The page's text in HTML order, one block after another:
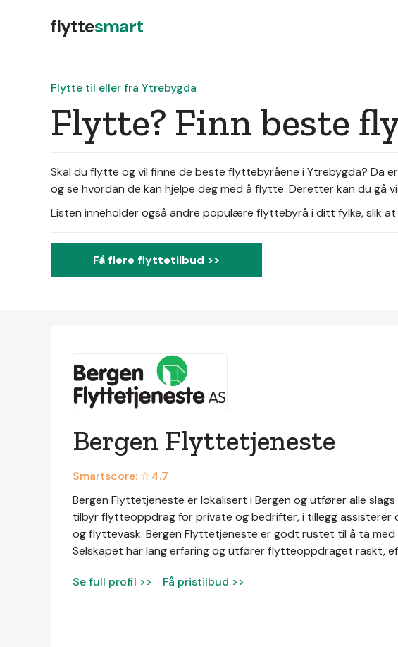
flyttesmart
Flytte til eller fra Ytrebygda
Flytte? Finn beste
Skal du flytte og vil finne de beste flyttebyråene i Ytrebygda? Da
og se hvordan de kan hjelpe deg med å flytte. Deretter kan du
Listen inneholder også andre populære flyttebyrå i ditt fylke, slik at
Få flere flyttetilbud >>
Bergen Flyttetjeneste
Smartscore: ☆4.7
Bergen Flyttetjeneste er lokalisert i Bergen og utfører alle
tilbyr flytteoppdrag for private og bedrifter, i tillegg assisterer
og flyttevask. Bergen Flyttetjeneste er godt rustet til å ta med
Selskapet har lang erfaring og utfører flytteoppdraget raskt,
Se full profil >> Få pristilbud >>